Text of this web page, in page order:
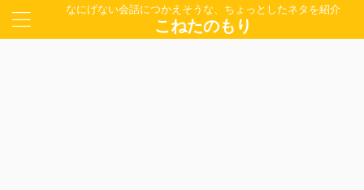
なにげない会話につかえそうな、ちょっとしたネタを紹介
こねたのもり